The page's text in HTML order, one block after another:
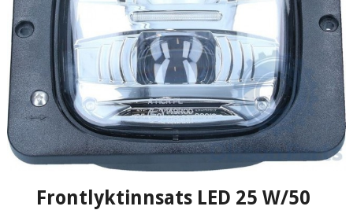
Frontlyktinnsats LED 25 W/50